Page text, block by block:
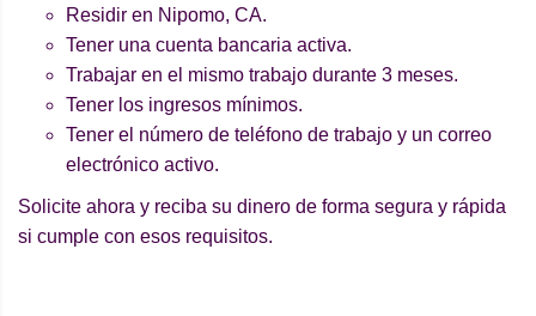
Residir en Nipomo, CA.
Tener una cuenta bancaria activa.
Trabajar en el mismo trabajo durante 3 meses.
Tener los ingresos mínimos.
Tener el número de teléfono de trabajo y un correo
electrónico activo.
Solicite ahora y reciba su dinero de forma segura y rápida
si cumple con esos requisitos.